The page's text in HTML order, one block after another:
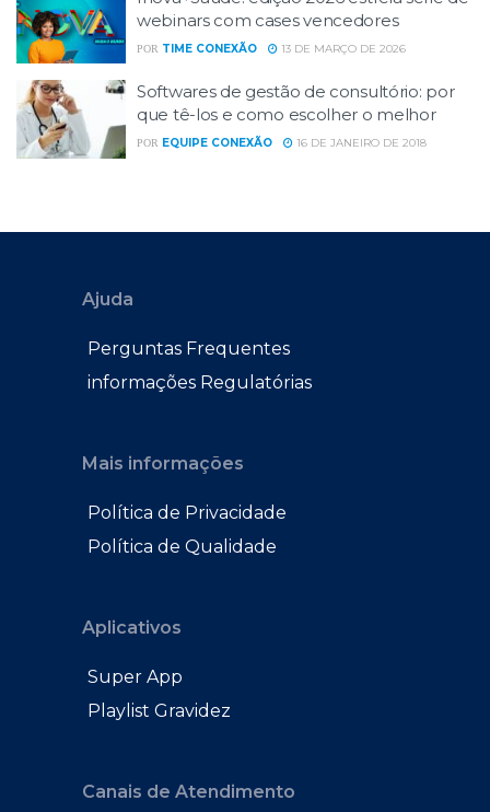
webinars com cases vencedores
POR TIME CONEXÃO 13 DE MARÇO DE 2026
Softwares de gestão de consultório: por
que tê-los e como escolher o melhor
POR EQUIPE CONEXÃO 16 DE JANEIRO DE 2018
Ajuda
Perguntas Frequentes
informações Regulatórias
Mais informações
Política de Privacidade
Política de Qualidade
Aplicativos
Super App
Playlist Gravidez
Canais de Atendimento